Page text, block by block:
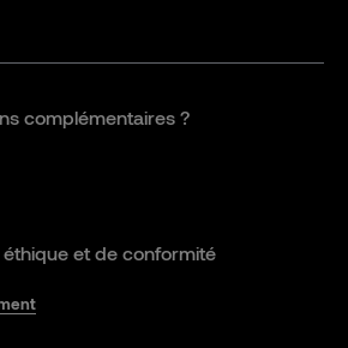
complémentaires ?
éthique et de conformité